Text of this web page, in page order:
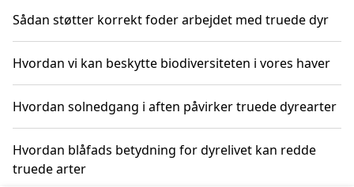
Sådan støtter korrekt foder arbejdet med truede dyr
Hvordan vi kan beskytte biodiversiteten i vores haver
Hvordan solnedgang i aften påvirker truede dyrearter
Hvordan blåfads betydning for dyrelivet kan redde
truede arter